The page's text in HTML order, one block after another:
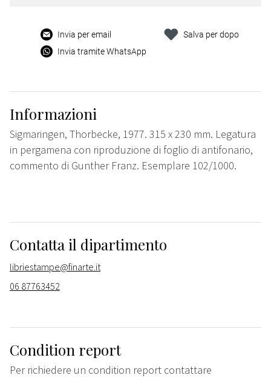
Invia per email
Invia tramite WhatsApp
Salva per dopo
Informazioni
Sigmaringen, Thorbecke, 1977. 315 x 230 mm. Legatura
in pergamena con riproduzione di foglio di antifonario,
commento di Gunther Franz. Esemplare 102/1000.
Contatta il dipartimento
libriestampe@finarte.it
06 87763452
Condition report
Per richiedere un condition report contattare